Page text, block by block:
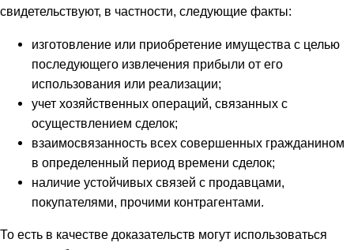
свидетельствуют, в частности, следующие факты:
изготовление или приобретение имущества с целью
последующего извлечения прибыли от его
использования или реализации;
учет хозяйственных операций, связанных с
осуществлением сделок;
взаимосвязанность всех совершенных гражданином
в определенный период времени сделок;
наличие устойчивых связей с продавцами,
покупателями, прочими контрагентами.
То есть в качестве доказательств могут использоваться